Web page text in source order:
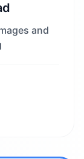
and